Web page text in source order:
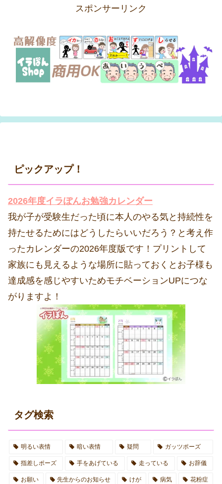
スポンサーリンク
ピックアップ！
2026年度イラぽんお勉強カレンダー
我が子が受験生だった頃に本人のやる気と持続性を
持たせるためにはどうしたらいいだろう？と考え作
ったカレンダーの2026年度版です！プリントして
家族にも見えるような場所に貼っておくとお子様も
達成感を感じやすいためモチベーションUPにつな
がりますよ！
タグ検索
明るい表情 暗い表情 疑問 ガッツポーズ
指差しポーズ 手をあげている 走っている お辞儀
お願い 先生からのお知らせ けが 病気 花粉症